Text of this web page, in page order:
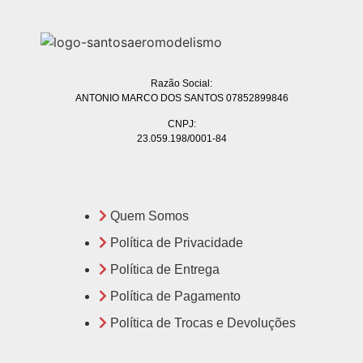
Razão Social:
ANTONIO MARCO DOS SANTOS 07852899846
CNPJ:
23.059.198/0001-84
Quem Somos
Política de Privacidade
Política de Entrega
Política de Pagamento
Política de Trocas e Devoluções